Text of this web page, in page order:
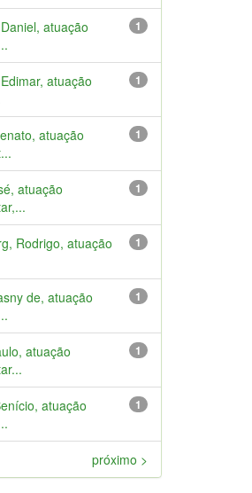
1
atuação
1
atuação
1
atuação
1
atuação
1
Rodrigo, atuação
1
de, atuação
1
atuação
1
atuação
próximo >